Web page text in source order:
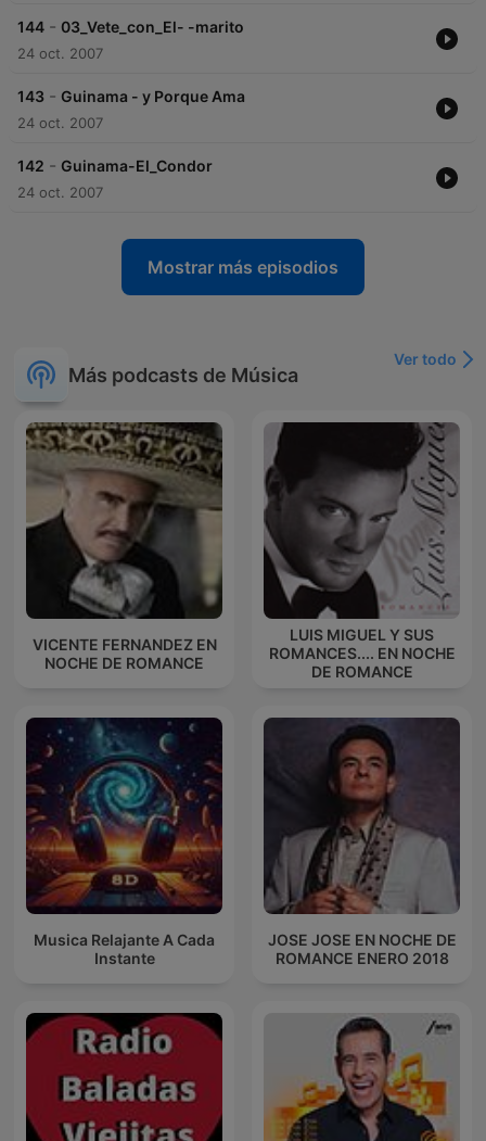
144 - 03_Vete_con_El- -marito
24 oct. 2007
143 - Guinama - y Porque Ama
24 oct. 2007
142 - Guinama-El_Condor
24 oct. 2007
Mostrar más episodios
Más podcasts de Música
Ver todo
VICENTE FERNANDEZ EN
NOCHE DE ROMANCE
LUIS MIGUEL Y SUS
ROMANCES.... EN NOCHE
DE ROMANCE
Musica Relajante A Cada
Instante
JOSE JOSE EN NOCHE DE
ROMANCE ENERO 2018